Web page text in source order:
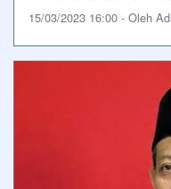
15/03/2023 16:00 - Oleh